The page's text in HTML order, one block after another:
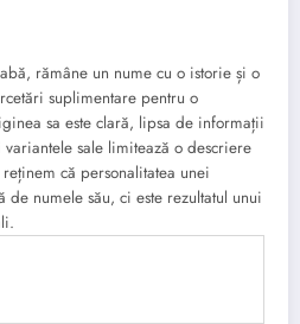
rămâne un nume cu o istorie și o
suplimentare pentru o
sa este clară, lipsa de informații
sale limitează o descriere
că personalitatea unei
de numele său, ci este rezultatul unui